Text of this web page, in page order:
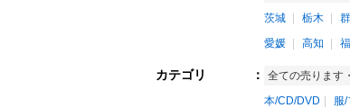
茨城
栃木
愛媛
高知
カテゴリ ： 全ての売ります
本/CD/DVD
服